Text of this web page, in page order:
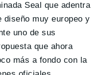
Seal que adentra
diseño muy europeo y
uno de sus
que ahora
más a fondo con la